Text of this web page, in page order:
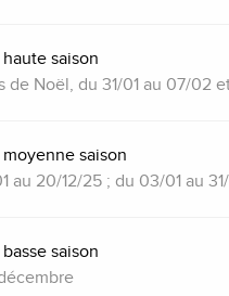
saison
de Noël, du 31/01 au 07/02
saison
au 20/12/25 ; du 03/01 au
saison